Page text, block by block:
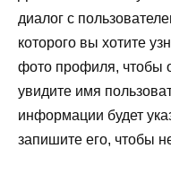
диалог с
которого вы хотите
фото профиля, чтобы
увидите имя
информации будет
запишите его, чтобы